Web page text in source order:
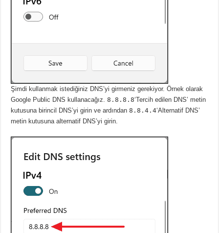
Şimdi kullanmak istediğiniz DNS’yi girmeniz gerekiyor.Örnek olarak
Google Public DNS kullanacağız.8.8.8.8‘Tercih edilen DNS’ metin
kutusuna birincil DNS’yi girin ve ardından8.8.4.4‘Alternatif DNS’
metin kutusuna alternatif DNS’yi girin.